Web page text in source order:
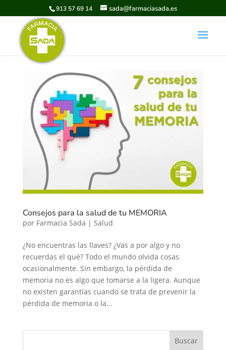
913 57 69 14 sada@farmaciasada.es
Consejos para la salud de tu MEMORIA
por Farmacia Sada | Salud
¿No encuentras las llaves? ¿Vas a por algo y no
recuerdas el qué? Todo el mundo olvida cosas
ocasionalmente. Sin embargo, la pérdida de
memoria no es algo que tomarse a la ligera. Aunque
no existen garantías cuando se trata de prevenir la
pérdida de memoria o la...